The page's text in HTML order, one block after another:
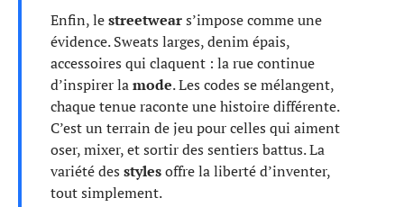
Enfin, lestreetwears’impose comme une
évidence. Sweats larges, denim épais,
accessoires qui claquent : la rue continue
d’inspirer lamode. Les codes se mélangent,
chaque tenue raconte une histoire différente.
C’est un terrain de jeu pour celles qui aiment
oser, mixer, et sortir des sentiers battus. La
variété des stylesoffre la liberté d’inventer,
tout simplement.